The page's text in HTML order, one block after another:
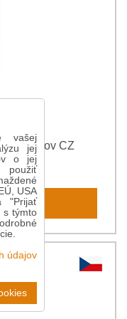
60 rokov CZ
vašej
jej
o jej
použiť
USA
"Prijať
s týmto
údajov